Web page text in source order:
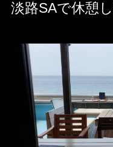
淡路SAで休憩